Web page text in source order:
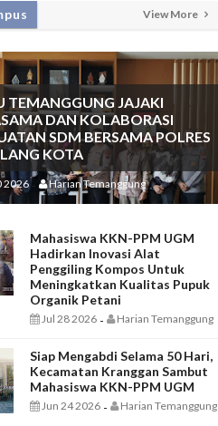
View More
TEMANGGUNG JAJAKI
DAN KOLABORASI
SDM BERSAMA POLRES
KOTA
2026- Harian Temanggung
Mahasiswa KKN-PPM UGM
Hadirkan Inovasi Alat
Penggiling Kompos Untuk
Meningkatkan Kualitas Pupuk
Organik Petani
Jul 28 2026 - Harian Temanggung
Siap Mengabdi Selama 50 Hari,
Kecamatan Kranggan Sambut
Mahasiswa KKN-PPM UGM
Jun 24 2026 - Harian Temanggung